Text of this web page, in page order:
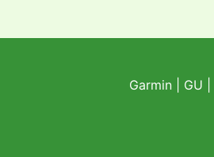
Garmin| GU